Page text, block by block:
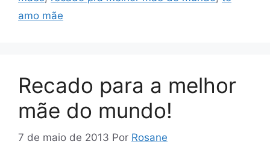
amo mãe
Recado para a melhor
mãe do mundo!
7 de maio de 2013 Por Rosane